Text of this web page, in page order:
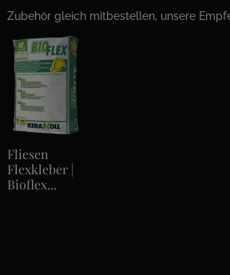
Zubehör gleich mitbestellen, unsere
Fliesen
Flexkleber |
Bioflex...